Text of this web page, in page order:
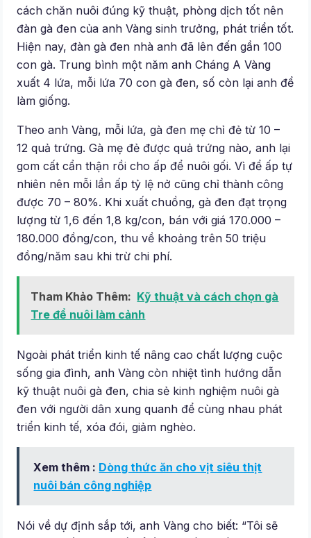
cách chăn nuôi đúng kỹ thuật, phòng dịch tốt nên
đàn gà đen của anh Vàng sinh trưởng, phát triển tốt.
Hiện nay, đàn gà đen nhà anh đã lên đến gần 100
con gà. Trung bình một năm anh Cháng A Vàng
xuất 4 lứa, mỗi lứa 70 con gà đen, số còn lại anh để
làm giống.
Theo anh Vàng, mỗi lứa, gà đen mẹ chỉ đẻ từ 10 –
12 quả trứng. Gà mẹ đẻ được quả trứng nào, anh lại
gom cất cẩn thận rồi cho ấp để nuôi gối. Vì để ấp tự
nhiên nên mỗi lần ấp tỷ lệ nở cũng chỉ thành công
được 70 – 80%. Khi xuất chuồng, gà đen đạt trọng
lượng từ 1,6 đến 1,8 kg/con, bán với giá 170.000 –
180.000 đồng/con, thu về khoảng trên 50 triệu
đồng/năm sau khi trừ chi phí.
Tham Khảo Thêm: Kỹ thuật và cách chọn gà
Tre để nuôi làm cảnh
Ngoài phát triển kinh tế nâng cao chất lượng cuộc
sống gia đình, anh Vàng còn nhiệt tình hướng dẫn
kỹ thuật nuôi gà đen, chia sẻ kinh nghiệm nuôi gà
đen với người dân xung quanh để cùng nhau phát
triển kinh tế, xóa đói, giảm nghèo.
Xem thêm : Dòng thức ăn cho vịt siêu thịt
nuôi bán công nghiệp
Nói về dự định sắp tới, anh Vàng cho biết: “Tôi sẽ